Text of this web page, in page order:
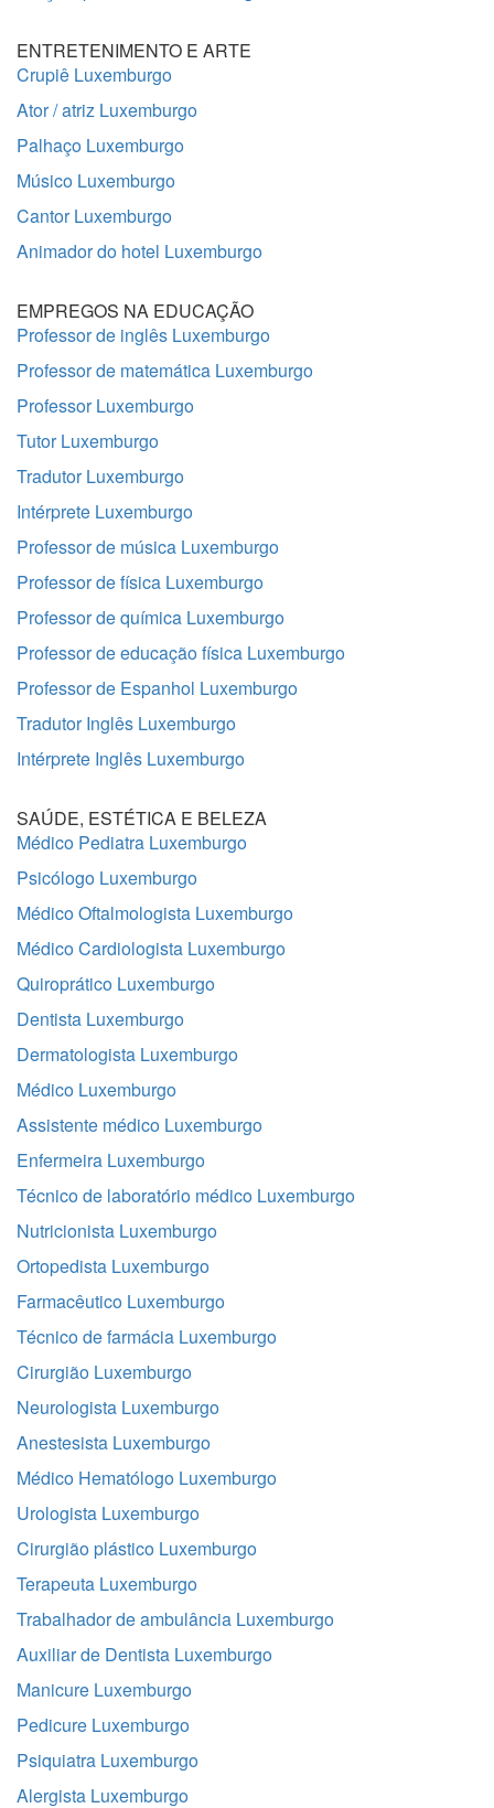
ENTRETENIMENTO E ARTE
Crupiê Luxemburgo
Ator / atriz Luxemburgo
Palhaço Luxemburgo
Músico Luxemburgo
Cantor Luxemburgo
Animador do hotel Luxemburgo
EMPREGOS NA EDUCAÇÃO
Professor de inglês Luxemburgo
Professor de matemática Luxemburgo
Professor Luxemburgo
Tutor Luxemburgo
Tradutor Luxemburgo
Intérprete Luxemburgo
Professor de música Luxemburgo
Professor de física Luxemburgo
Professor de química Luxemburgo
Professor de educação física Luxemburgo
Professor de Espanhol Luxemburgo
Tradutor Inglês Luxemburgo
Intérprete Inglês Luxemburgo
SAÚDE, ESTÉTICA E BELEZA
Médico Pediatra Luxemburgo
Psicólogo Luxemburgo
Médico Oftalmologista Luxemburgo
Médico Cardiologista Luxemburgo
Quiroprático Luxemburgo
Dentista Luxemburgo
Dermatologista Luxemburgo
Médico Luxemburgo
Assistente médico Luxemburgo
Enfermeira Luxemburgo
Técnico de laboratório médico Luxemburgo
Nutricionista Luxemburgo
Ortopedista Luxemburgo
Farmacêutico Luxemburgo
Técnico de farmácia Luxemburgo
Cirurgião Luxemburgo
Neurologista Luxemburgo
Anestesista Luxemburgo
Médico Hematólogo Luxemburgo
Urologista Luxemburgo
Cirurgião plástico Luxemburgo
Terapeuta Luxemburgo
Trabalhador de ambulância Luxemburgo
Auxiliar de Dentista Luxemburgo
Manicure Luxemburgo
Pedicure Luxemburgo
Psiquiatra Luxemburgo
Alergista Luxemburgo